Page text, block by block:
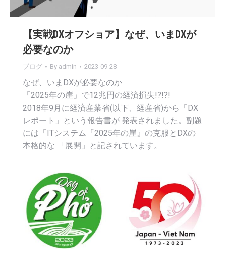
【実戦DXオフショア】なぜ、いまDXが
必要なのか
ブログ By admin 2023-09-28
なぜ、いまDXが必要なのか
「2025年の崖」で12兆円の経済損失!?!?!
2018年9月に経済産業省(以下、経産省)から「DX
レポート」という報告書が 発表されました。副題
には「ITシステム『2025年の崖』の克服とDXの
本格的な 「展開」と記されています。